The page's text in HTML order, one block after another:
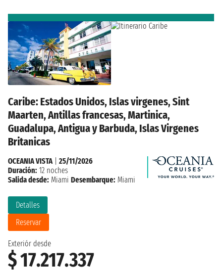
Caribe: Estados Unidos, Islas virgenes, Sint
Maarten, Antillas francesas, Martinica,
Guadalupa, Antigua y Barbuda, Islas Virgenes
Britanicas
Exteriór desde
$ 17.217.337
Detalles
Reservar
OCEANIA VISTA| 25/11/2026
Duración: 12 noches
Salida desde: Miami Desembarque: Miami